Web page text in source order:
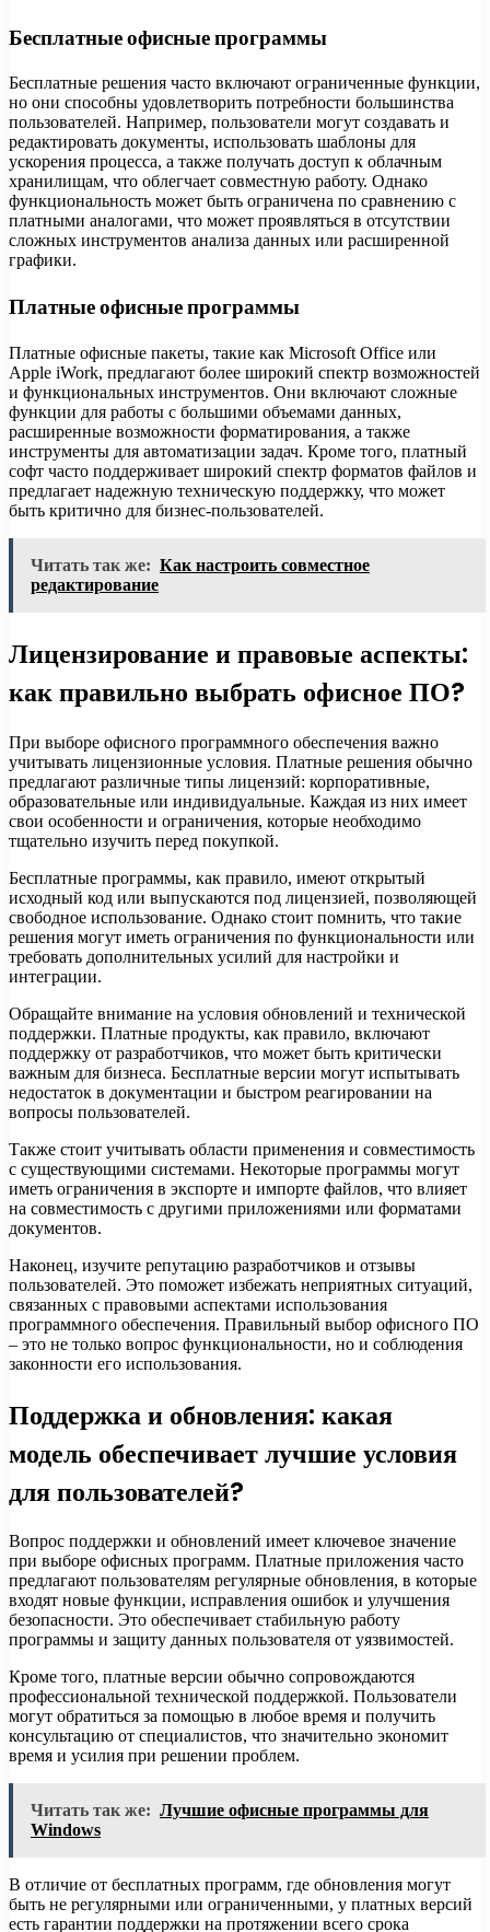
Бесплатные офисные программы
Бесплатные решения часто включают ограниченные функции,
но они способны удовлетворить потребности большинства
пользователей. Например, пользователи могут создавать и
редактировать документы, использовать шаблоны для
ускорения процесса, а также получать доступ к облачным
хранилищам, что облегчает совместную работу. Однако
функциональность может быть ограничена по сравнению с
платными аналогами, что может проявляться в отсутствии
сложных инструментов анализа данных или расширенной
графики.
Платные офисные программы
Платные офисные пакеты, такие как Microsoft Office или
Apple iWork, предлагают более широкий спектр возможностей
и функциональных инструментов. Они включают сложные
функции для работы с большими объемами данных,
расширенные возможности форматирования, а также
инструменты для автоматизации задач. Кроме того, платный
софт часто поддерживает широкий спектр форматов файлов и
предлагает надежную техническую поддержку, что может
быть критично для бизнес-пользователей.
Читать так же: Как настроить совместное
редактирование
Лицензирование и правовые аспекты:
как правильно выбрать офисное ПО?
При выборе офисного программного обеспечения важно
учитывать лицензионные условия. Платные решения обычно
предлагают различные типы лицензий: корпоративные,
образовательные или индивидуальные. Каждая из них имеет
свои особенности и ограничения, которые необходимо
тщательно изучить перед покупкой.
Бесплатные программы, как правило, имеют открытый
исходный код или выпускаются под лицензией, позволяющей
свободное использование. Однако стоит помнить, что такие
решения могут иметь ограничения по функциональности или
требовать дополнительных усилий для настройки и
интеграции.
Обращайте внимание на условия обновлений и технической
поддержки. Платные продукты, как правило, включают
поддержку от разработчиков, что может быть критически
важным для бизнеса. Бесплатные версии могут испытывать
недостаток в документации и быстром реагировании на
вопросы пользователей.
Также стоит учитывать области применения и совместимость
с существующими системами. Некоторые программы могут
иметь ограничения в экспорте и импорте файлов, что влияет
на совместимость с другими приложениями или форматами
документов.
Наконец, изучите репутацию разработчиков и отзывы
пользователей. Это поможет избежать неприятных ситуаций,
связанных с правовыми аспектами использования
программного обеспечения. Правильный выбор офисного ПО
– это не только вопрос функциональности, но и соблюдения
законности его использования.
Поддержка и обновления: какая
модель обеспечивает лучшие условия
для пользователей?
Вопрос поддержки и обновлений имеет ключевое значение
при выборе офисных программ. Платные приложения часто
предлагают пользователям регулярные обновления, в которые
входят новые функции, исправления ошибок и улучшения
безопасности. Это обеспечивает стабильную работу
программы и защиту данных пользователя от уязвимостей.
Кроме того, платные версии обычно сопровождаются
профессиональной технической поддержкой. Пользователи
могут обратиться за помощью в любое время и получить
консультацию от специалистов, что значительно экономит
время и усилия при решении проблем.
Читать так же: Лучшие офисные программы для
Windows
В отличие от бесплатных программ, где обновления могут
быть не регулярными или ограниченными, у платных версий
есть гарантии поддержки на протяжении всего срока